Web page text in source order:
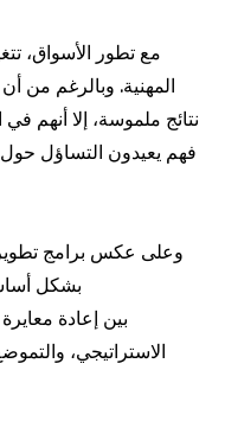
المهنية. وبالرغم من
نتائج ملموسة، إلا أنهم
فهم يعيدون التساؤل
وعلى عكس برامج تطوير
بشكل
الاستراتيجي،